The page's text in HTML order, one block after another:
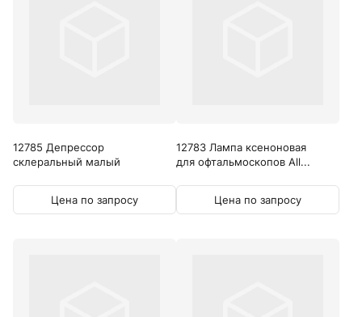
12785 Депрессор
склеральный малый
Цена по запросу
12783 Лампа ксеноновая
для офтальмоскопов All...
Цена по запросу